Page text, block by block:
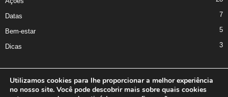
Datas 7
Bem-estar 5
Dicas 3
Utilizamos cookies para lhe proporcionar a melhor experiência
no nosso site. Você pode descobrir mais sobre quais cookies